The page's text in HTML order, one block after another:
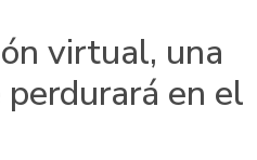
virtual, una
en el